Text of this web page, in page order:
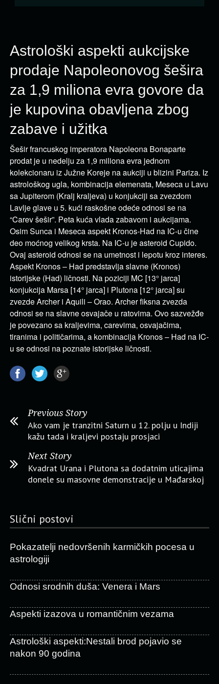
Astrološki aspekti aukcijske
prodaje Napoleonovog šešira
za 1,9 miliona evra govore da
je kupovina obavljena zbog
zabave i užitka
Šešir francuskog imperatora Napoleona Bonaparte
prodat je u nedelju za 1,9 miliona evra jednom
kolekcionaru iz Južne Koreje na aukciji u blizini Pariza. Iz
astrološkog ugla, kombinacija elemenata, Meseca u Lavu
sa Jupiterom (Kralj kraljeva) u konjukciji sa zvezdom
Lavlje glave u 5. kući raskošne odeće odnosi se na
“Carev šešir”. Peta kuća vlada zabavom i aukcijama.
Osim Sunca i Meseca aspekt Kronos-Had na IC-u čine
deo moćnog velikog krsta. Na IC-u je asteroid Cupido.
Ovaj asteroid odnosi se na umetnost i lepotu kroz interes.
Aspekt Kronos – Had predstavlja slavne (Kronos)
istorijske (Had) ličnosti. Na poziciji MC [13° jarca]
konjukcija Marsa [14° jarca] i Plutona [12° jarca] su
zvezde Archer i Aquili – Orao. Archer fiksna zvezda
odnosi se na slavne osvajače u ratovima. Ovo sazvežđe
je povezano sa kraljevima, carevima, osvajačima,
tiranima i političarima, a kombinacija Kronos – Had na IC-
u se odnosi na poznate istorijske ličnosti.
Previous Story
Ako vam je tranzitni Saturn u 12. polju u Indiji
kažu tada i kraljevi postaju prosjaci
Next Story
Kvadrat Urana i Plutona sa dodatnim uticajima
donele su masovne demonstracije u Mađarskoj
Slični postovi
Pokazatelji nedovršenih karmičkih pocesa u
astrologiji
Odnosi srodnih duša: Venera i Mars
Aspekti izazova u romantičnim vezama
Astrološki aspekti:Nestali brod pojavio se
nakon 90 godina